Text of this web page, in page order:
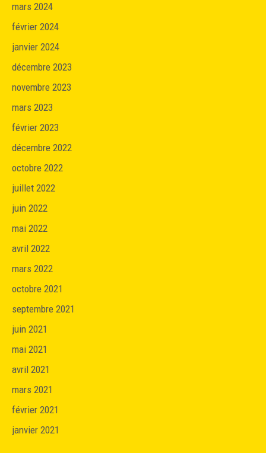
mars 2024
février 2024
janvier 2024
décembre 2023
novembre 2023
mars 2023
février 2023
décembre 2022
octobre 2022
juillet 2022
juin 2022
mai 2022
avril 2022
mars 2022
octobre 2021
septembre 2021
juin 2021
mai 2021
avril 2021
mars 2021
février 2021
janvier 2021